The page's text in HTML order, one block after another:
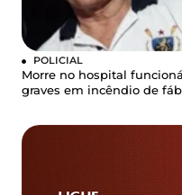
POLICIAL
Morre no hospital
graves em incêndio de